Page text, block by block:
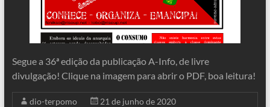
Segue a 36ª edição da publicação A-Info, de livre
divulgação! Clique na imagem para abrir o PDF, boa leitura!
dio-terpomo
21 de junho de 2020